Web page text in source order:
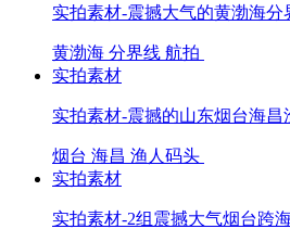
实拍素材-震撼大气的黄渤海
黄渤海 分界线 航拍
实拍素材
实拍素材-震撼的山东烟台海
烟台 海昌 渔人码头
实拍素材
实拍素材-2组震撼大气烟台跨